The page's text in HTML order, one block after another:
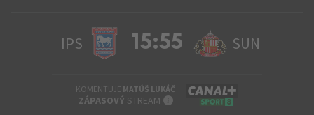
IPS 15:55 SUN
KOMENTUJE MATÚŠ LUKÁČ
ZÁPASOVÝ STREAM INFO